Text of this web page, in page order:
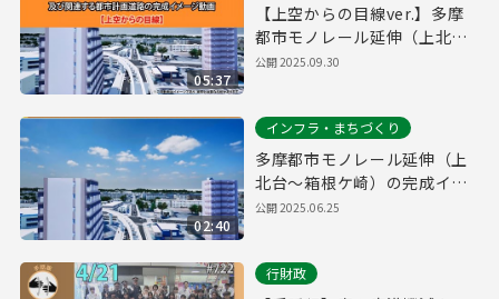
05:37
【上空からの目線ver.】多摩
都市モノレール延伸（上北台
～箱根ケ崎）の完成イメージ
公開2025.09.30
02:40
インフラ・まちづくり
多摩都市モノレール延伸（上
北台～箱根ケ崎）の完成イメ
ージ
公開2025.06.25
行財政